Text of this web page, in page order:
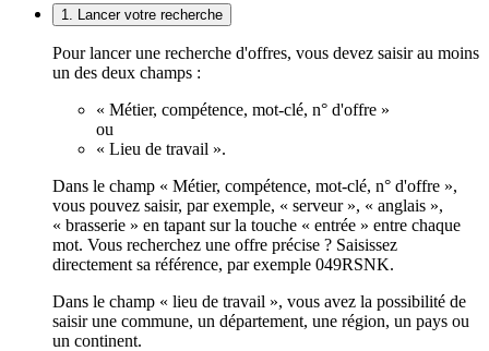
1. Lancer votre recherche
Pour lancer une recherche d'offres, vous devez saisir au moins
un des deux champs :
« Métier, compétence, mot-clé, n° d'offre »
ou
« Lieu de travail ».
Dans le champ « Métier, compétence, mot-clé, n° d'offre »,
vous pouvez saisir, par exemple, « serveur », « anglais »,
« brasserie » en tapant sur la touche « entrée » entre chaque
mot. Vous recherchez une offre précise ? Saisissez
directement sa référence, par exemple 049RSNK.
Dans le champ « lieu de travail », vous avez la possibilité de
saisir une commune, un département, une région, un pays ou
un continent.